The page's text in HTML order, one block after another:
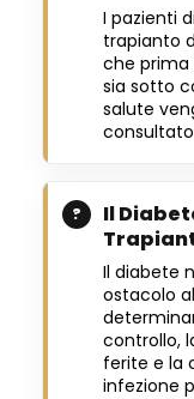
I pazienti
trapianto
che prima
sia sotto
salute
Il
Il diabete
ostacolo
controllo,
ferite e la
infezione